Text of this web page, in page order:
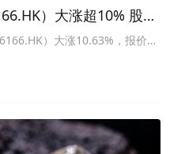
）大涨超10% 股东
）大涨10.63%，报价